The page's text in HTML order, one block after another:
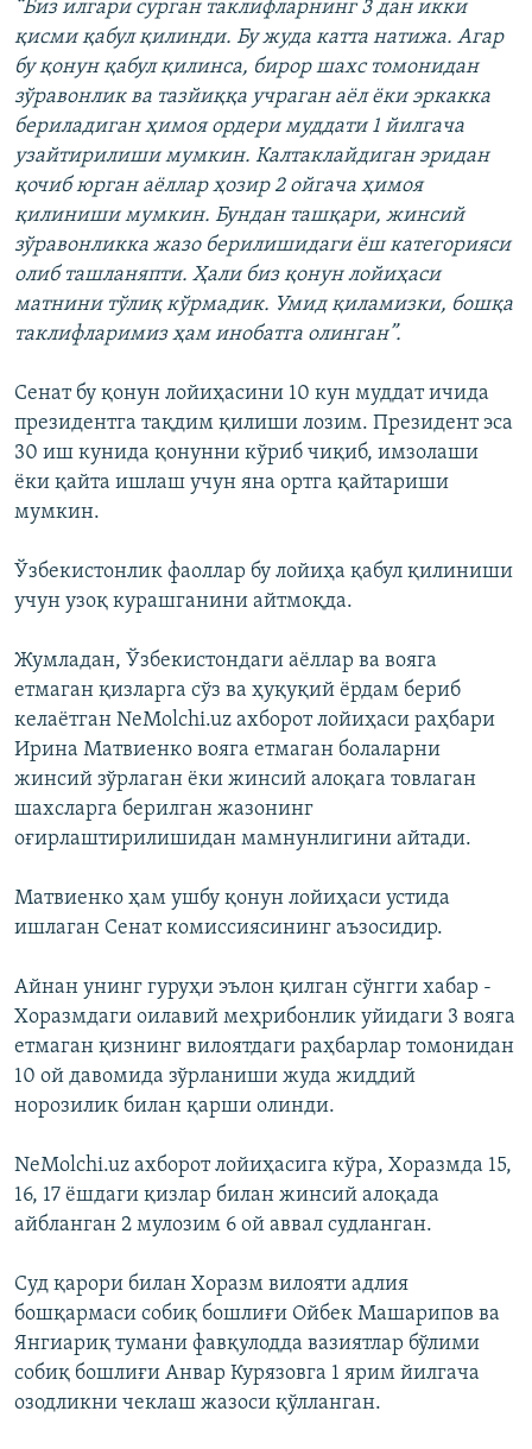
“Биз илгари сурган таклифларнинг 3 дан икки
қисми қабул қилинди. Бу жуда катта натижа. Агар
бу қонун қабул қилинса, бирор шахс томонидан
зўравонлик ва тазйиққа учраган аёл ёки эркакка
бериладиган ҳимоя ордери муддати 1 йилгача
узайтирилиши мумкин. Калтаклайдиган эридан
қочиб юрган аёллар ҳозир 2 ойгача ҳимоя
қилиниши мумкин. Бундан ташқари, жинсий
зўравонликка жазо берилишидаги ёш категорияси
олиб ташланяпти. Ҳали биз қонун лойиҳаси
матнини тўлиқ кўрмадик. Умид қиламизки, бошқа
таклифларимиз ҳам инобатга олинган”.
Сенат бу қонун лойиҳасини 10 кун муддат ичида
президентга тақдим қилиши лозим. Президент эса
30 иш кунида қонунни кўриб чиқиб, имзолаши
ёки қайта ишлаш учун яна ортга қайтариши
мумкин.
Ўзбекистонлик фаоллар бу лойиҳа қабул қилиниши
учун узоқ курашганини айтмоқда.
Жумладан, Ўзбекистондаги аёллар ва вояга
етмаган қизларга сўз ва ҳуқуқий ёрдам бериб
келаётган NeMolchi.uz ахборот лойиҳаси раҳбари
Ирина Матвиенко вояга етмаган болаларни
жинсий зўрлаган ёки жинсий алоқага товлаган
шахсларга берилган жазонинг
оғирлаштирилишидан мамнунлигини айтади.
Матвиенко ҳам ушбу қонун лойиҳаси устида
ишлаган Сенат комиссиясининг аъзосидир.
Айнан унинг гуруҳи эълон қилган сўнгги хабар -
Хоразмдаги оилавий меҳрибонлик уйидаги 3 вояга
етмаган қизнинг вилоятдаги раҳбарлар томонидан
10 ой давомида зўрланиши жуда жиддий
норозилик билан қарши олинди.
NeMolchi.uz ахборот лойиҳасига кўра, Хоразмда 15,
16, 17 ёшдаги қизлар билан жинсий алоқада
айбланган 2 мулозим 6 ой аввал судланган.
Суд қарори билан Хоразм вилояти адлия
бошқармаси собиқ бошлиғи Ойбек Машарипов ва
Янгиариқ тумани фавқулодда вазиятлар бўлими
собиқ бошлиғи Анвар Курязовга 1 ярим йилгача
озодликни чеклаш жазоси қўлланган.